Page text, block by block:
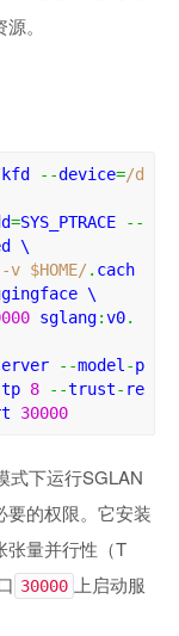
。
kfd --device=/d
=SYS_PTRACE
--
\
v $HOME/. cach
\
sglang:v0.
--model -p
tp 8 --trust- re
30000
式下运行SGLAN
的权限。它安装
张量并行性（T
30000
上启动服